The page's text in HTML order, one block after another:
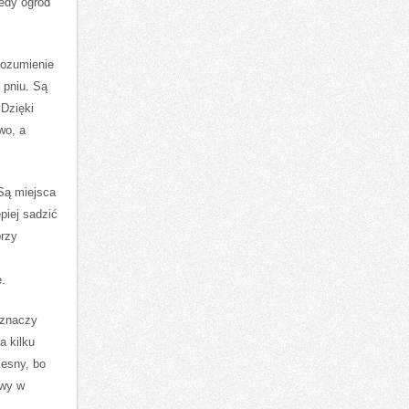
pniu. Są
a
miejsca
sadzić
kilku
bo
w